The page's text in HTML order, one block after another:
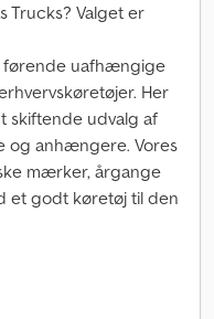
Trucks? Valget er
førende uafhængige
Her
skiftende udvalg af
og anhængere. Vores
mærker, årgange
et godt køretøj til den